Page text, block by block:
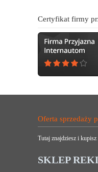
Certyfikat firmy
Oferta sprzedaży
Tutaj znajdziesz i kupisz
SKLEP